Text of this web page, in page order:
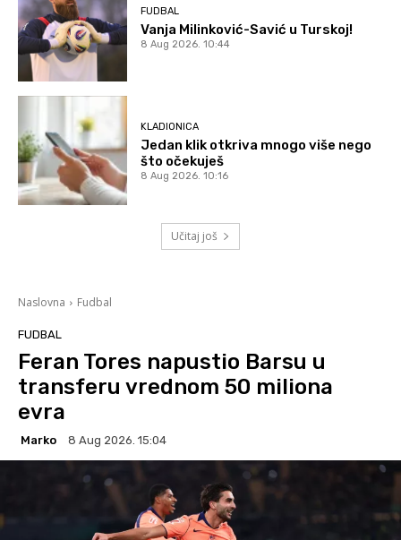
FUDBAL
Vanja Milinković-Savić u Turskoj!
8 Aug 2026. 10:44
KLADIONICA
Jedan klik otkriva mnogo više nego
što očekuješ
8 Aug 2026. 10:16
Učitaj još